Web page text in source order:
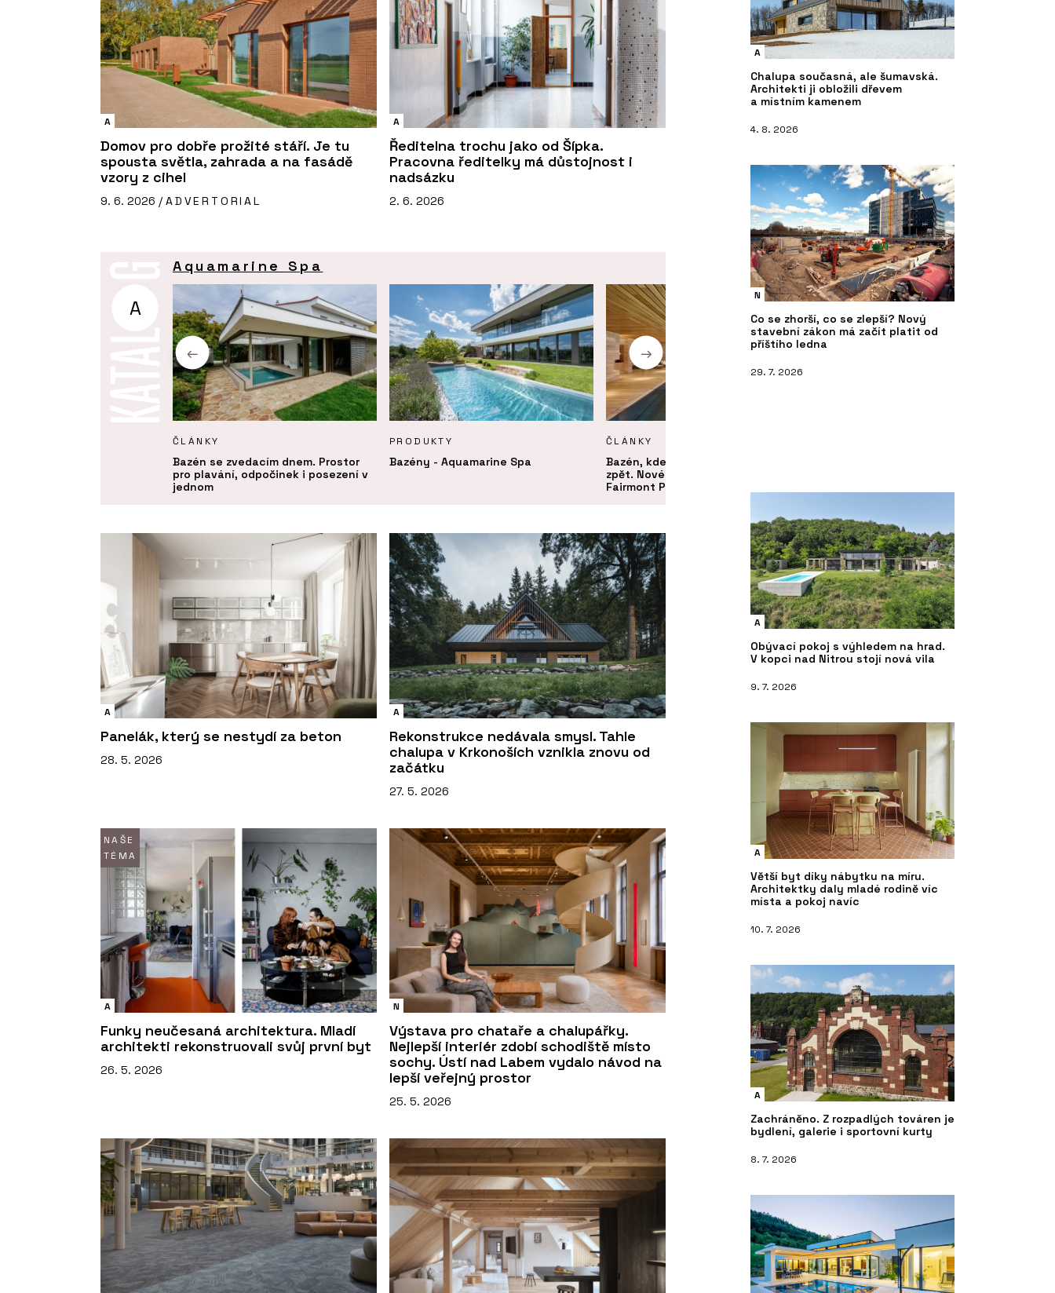
A
Domov pro dobře prožité stáří. Je tu
spousta světla, zahrada a na fasádě
vzory z cihel
9. 6. 2026 / ADVERTORIAL
A
Ředitelna trochu jako od Šípka.
Pracovna ředitelky má důstojnost i
nadsázku
2. 6. 2026
A
Aquamarine Spa
ČLÁNKY
Bazén se zvedacím dnem. Prostor
pro plavání, odpočinek i posezení v
jednom
PRODUKTY
Bazény - Aquamarine Spa
ČLÁNKY
Bazén, kde plavete do zahrady a
zpět. Nové lázně v hotelu Golden
Fairmont Prague
A
Panelák, který se nestydí za beton
28. 5. 2026
A
Rekonstrukce nedávala smysl. Tahle
chalupa v Krkonoších vznikla znovu od
začátku
27. 5. 2026
NAŠE
TÉMA
A
Funky neučesaná architektura. Mladí
architekti rekonstruovali svůj první byt
26. 5. 2026
N
Výstava pro chataře a chalupářky.
Nejlepší interiér zdobí schodiště místo
sochy. Ústí nad Labem vydalo návod na
lepší veřejný prostor
25. 5. 2026
A
Chalupa současná, ale šumavská.
Architekti ji obložili dřevem
a místním kamenem
4. 8. 2026
N
Co se zhorší, co se zlepší? Nový
stavební zákon má začít platit od
příštího ledna
29. 7. 2026
A
Obývací pokoj s výhledem na hrad.
V kopci nad Nitrou stojí nová vila
9. 7. 2026
A
Větší byt díky nábytku na míru.
Architektky daly mladé rodině víc
místa a pokoj navíc
10. 7. 2026
A
Zachráněno. Z rozpadlých továren je
bydlení, galerie i sportovní kurty
8. 7. 2026